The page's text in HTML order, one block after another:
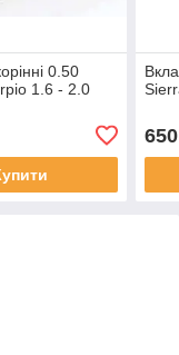
0.50
1.6 - 2.0
650